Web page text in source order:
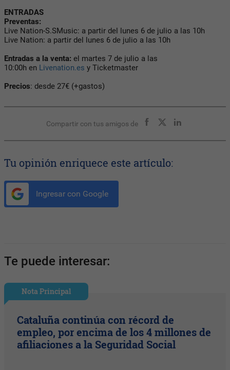
ENTRADAS
Preventas:
Live Nation-S.SMusic: a partir del lunes 6 de julio a las 10h
Live Nation: a partir del lunes 6 de julio a las 10h
Entradas a la venta: el martes 7 de julio a las
10:00h en Livenation.es y Ticketmaster
Precios: desde 27€ (+gastos)
Compartir con tus amigos de
Tu opinión enriquece este artículo:
Ingresar con Google
Te puede interesar:
Nota Principal
Cataluña continúa con récord de
empleo, por encima de los 4 millones de
afiliaciones a la Seguridad Social